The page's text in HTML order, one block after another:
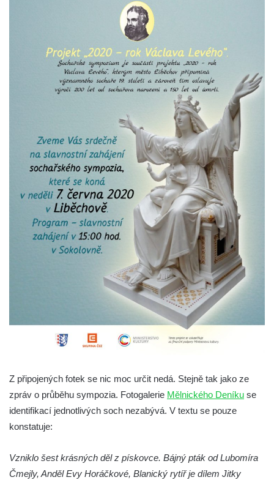
Socha Matka příroda v ZOO Hluboká
Socha Lišky v ZOO Hluboká
Socha Kudlanka v ZOO Hluboká
Socha Vlčice s mládětem v ZOO Hluboká
Socha Rys číhající na srnu v ZOO Hluboká
Socha Tygr v ZOO Hluboká
Socha Želva v ZOO Hluboká
Socha Kozorožec horský v ZOO Hluboká
Socha Včela v ZOO Hluboká
Socha Housenka v ZOO Hluboká
Socha Nosorožík v ZOO Hluboká
Socha Rosomák v ZOO Hluboká
Socha Beruška v ZOO Hluboká
Socha Vážka v ZOO Hluboká
Socha Volavka v ZOO Hluboká
Flamingo trůn v ZOO Hluboká
Lavička Kůň Převalského v ZOO Hluboká
Lysá nad Labem, barokní město Šporkovo
Socha Roháč v ZOO Hluboká
Reliéf Rodina a práce na budově záložny
Socha Jana Valeria Jirsíka u Černé věže v
Českých Budějovicích
Z připojených fotek se nic moc určit nedá. Stejně tak jako ze
zpráv o průběhu sympozia. Fotogalerie Mělnického Deníku se
identifikací jednotlivých soch nezabývá. V textu se pouze
konstatuje:
Vzniklo šest krásných děl z pískovce. Bájný pták od Lubomíra
Čmejly, Anděl Evy Horáčkové, Blanický rytíř je dílem Jitky